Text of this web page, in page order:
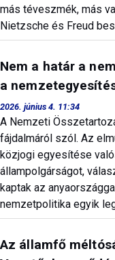
más téveszmék, más
Nietzsche és Freud
Nem a határ a
a
2026. június 4. 11:34
A Nemzeti
fájdalmáról szól. Az
közjogi egyesítése
állampolgárságot,
kaptak az
nemzetpolitika egyik
Az államfő